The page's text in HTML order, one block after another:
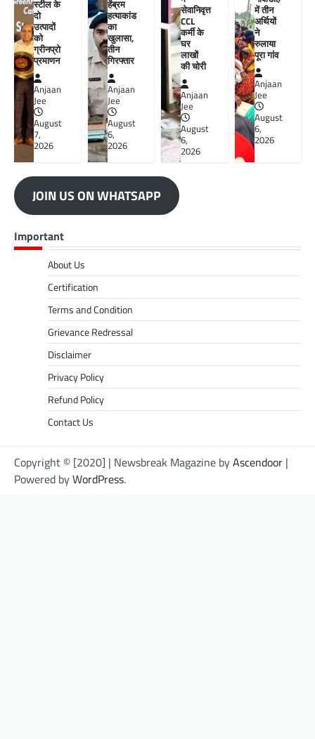
स्टील के
दो
उत्पादों
को
ग्रीनप्रो
प्रमाणन
Anjaan
Jee
August
7,
2026
हेंब्रम
हत्याकांड
का
खुलासा,
तीन
गिरफ्तार
Anjaan
Jee
August
6,
2026
सेवानिवृत्त
CCL
कर्मी के
घर
लाखों
की चोरी
Anjaan
Jee
August
6,
2026
में तीन
अर्थियों
ने
रुलाया
पूरा गांव
Anjaan
Jee
August
6,
2026
JOIN US ON WHATSAPP
Important
About Us
Certification
Terms and Condition
Grievance Redressal
Disclaimer
Privacy Policy
Refund Policy
Contact Us
Copyright © [2020] | Newsbreak Magazine byAscendoor |
Powered byWordPress.